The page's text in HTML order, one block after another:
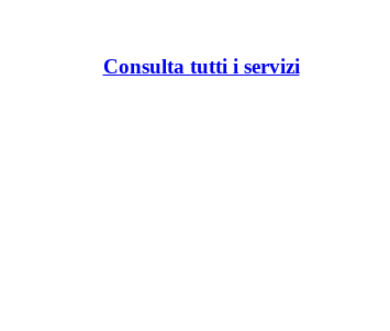
Consulta tutti i servizi